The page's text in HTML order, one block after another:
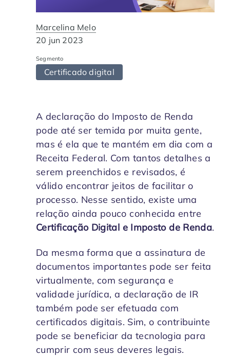
Contabilidade
Jurídico
Imobiliária
Departamento Pessoal / RH
Agronegócio
Indique a ArqSin
Blog
Suporte
Validade Juridica
Jurisprudência
Marcelina Melo
20 jun 2023
Segmento
Certificado digital
A declaração do Imposto de Renda
pode até ser temida por muita gente,
mas é ela que te mantém em dia com a
Receita Federal. Com tantos detalhes a
serem preenchidos e revisados, é
válido encontrar jeitos de facilitar o
processo. Nesse sentido, existe uma
relação ainda pouco conhecida entre
Certificação Digital e Imposto de Renda.
Da mesma forma que a assinatura de
documentos importantes pode ser feita
virtualmente, com segurança e
validade jurídica, a declaração de IR
também pode ser efetuada com
certificados digitais. Sim, o contribuinte
pode se beneficiar da tecnologia para
cumprir com seus deveres legais.